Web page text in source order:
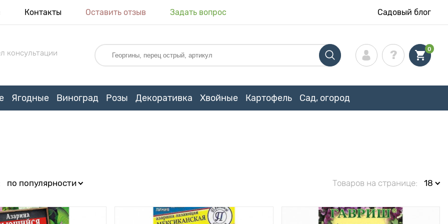
Контакты Оставить отзыв Задать вопрос Садовый блог
консультации 0
Ягодные Виноград Розы Декоративка Хвойные Картофель Сад, огород
по популярности Товаров на странице: 18